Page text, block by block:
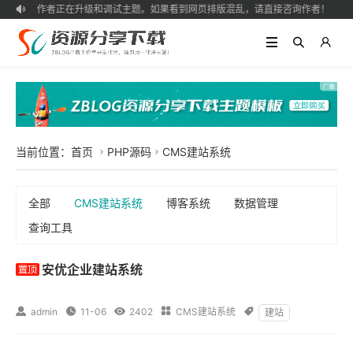
作者正在升级和调试主题。如果看到网页排版混乱，请直接咨询作者！
当前位置： 首页  PHP源码  CMS建站系统
全部 CMS建站系统 博客系统
数据管理
查询工具
安优企业建站系统
 admin  11-06  2402  CMS建站系统  建站